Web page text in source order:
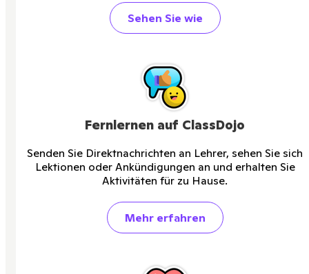
Sehen Sie wie
Fernlernen auf ClassDojo
Senden Sie Direktnachrichten an Lehrer, sehen Sie sich
Lektionen oder Ankündigungen an und erhalten Sie
Aktivitäten für zu Hause.
Mehr erfahren